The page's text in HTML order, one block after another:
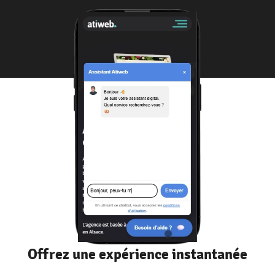
Offrez une expérience instantanée